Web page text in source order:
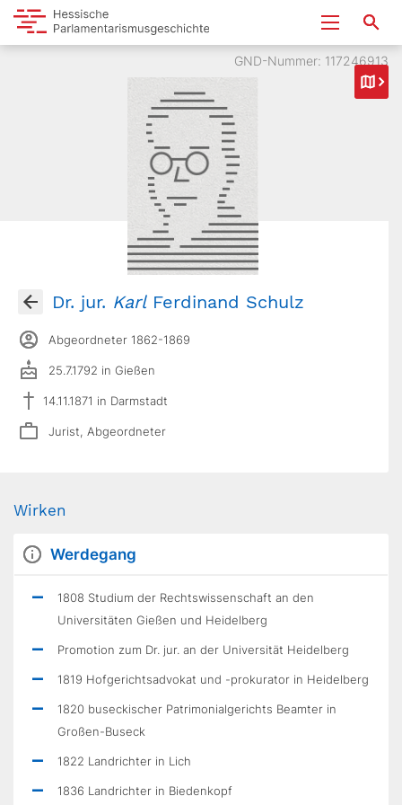
GND-Nummer: 117246913
Dr. jur. KarlFerdinand Schulz
Abgeordneter 1862-1869
25.7.1792 in Gießen
14.11.1871 in Darmstadt
Jurist, Abgeordneter
Wirken
Werdegang
1808 Studium der Rechtswissenschaft an den
Universitäten Gießen und Heidelberg
Promotion zum Dr. jur. an der Universität Heidelberg
1819 Hofgerichtsadvokat und -prokurator in Heidelberg
1820 buseckischer Patrimonialgerichts Beamter in
Großen-Buseck
1822 Landrichter in Lich
1836 Landrichter in Biedenkopf